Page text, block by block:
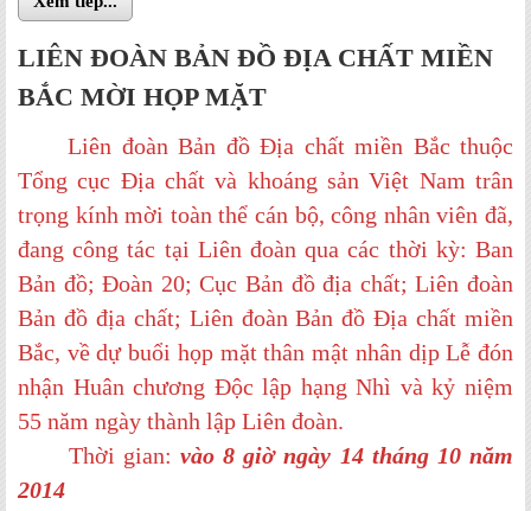
LIÊN ĐOÀN BẢN ĐỒ ĐỊA CHẤT MIỀN
BẮC MỜI HỌP MẶT
Liên đoàn Bản đồ Địa chất miền Bắc thuộc
Tổng cục Địa chất và khoáng sản Việt Nam trân
trọng kính mời toàn thể cán bộ, công nhân viên đã,
đang công tác tại Liên đoàn qua các thời kỳ: Ban
Bản đồ; Đoàn 20; Cục Bản đồ địa chất; Liên đoàn
Bản đồ địa chất; Liên đoàn Bản đồ Địa chất miền
Bắc, về dự buổi họp mặt thân mật nhân dịp Lễ đón
nhận Huân chương Độc lập hạng Nhì và kỷ niệm
55 năm ngày thành lập Liên đoàn.
Thời gian: vào 8 giờ ngày 14 tháng 10 năm
2014